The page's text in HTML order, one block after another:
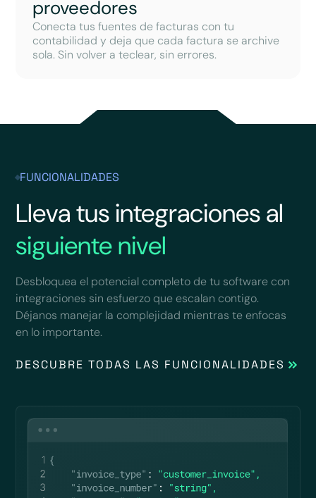
proveedores
Conecta tus fuentes de facturas con tu
contabilidad y deja que cada factura se archive
sola. Sin volver a teclear, sin errores.
FUNCIONALIDADES
Lleva tus integraciones al
siguiente nivel
Desbloquea el potencial completo de tu software con
integraciones sin esfuerzo que escalan contigo.
Déjanos manejar la complejidad mientras te enfocas
en lo importante.
DESCUBRE TODAS LAS FUNCIONALIDADES